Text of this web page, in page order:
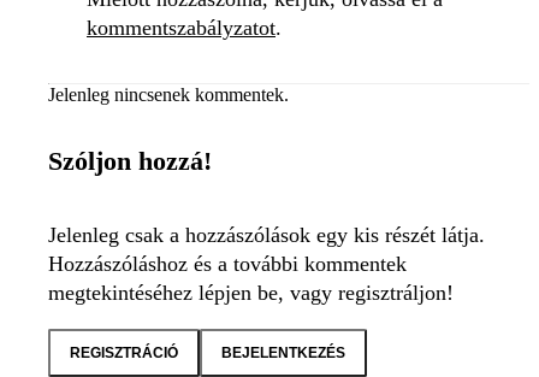
kommentszabályzatot.
Jelenleg nincsenek kommentek.
Szóljon hozzá!
Jelenleg csak a hozzászólások egy kis részét látja.
Hozzászóláshoz és a további kommentek
megtekintéséhez lépjen be, vagy regisztráljon!
REGISZTRÁCIÓ BEJELENTKEZÉS